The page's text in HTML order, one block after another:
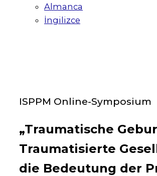
Almanca
İngilizce
ISPPM Online-Symposium
„Traumatische
Traumatisierte
die Bedeutung der